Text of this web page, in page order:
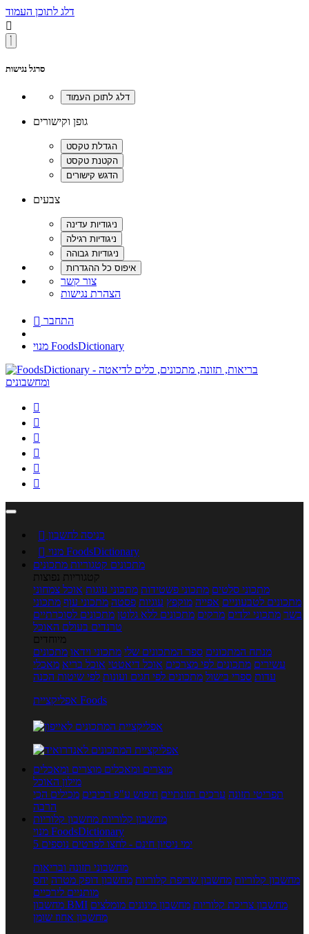
דלג לתוכן העמוד

סרגל נגישות
גופן וקישורים
צבעים
צור קשר
הצהרת נגישות
 התחבר
מנוי FoodsDictionary






 כניסה לחשבון

מנוי FoodsDictionary
מתכונים קטגוריות מתכונים
קטגוריות נפוצות
מתכוני סלטים מתכוני פשטידות מתכוני עוגות אוכל צמחוני
מתכונים לטבעוניים אפייה מוקפץ עוגיות פסטה מתכוני עוף מתכוני
בשר מתכוני ילדים מרקים מתכונים ללא גלוטן מתכונים לסוכרתיים
טרנדים בעולם האוכל
מיוחדים
מנתח המתכונים ספר המתכונים שלי מתכוני וידאו מתכונים
עשירים מתכונים לפי מצרכים אוכל דיאטטי אוכל בריא מאכלי
עדות ספרי בישול מתכונים לפי חגים ועונות לפי שיטות הכנה
אפליקציית Foods
מוצרים ומאכלים מוצרים ומאכלים
מילון האוכל
תפריטי תזונה ערכים תזונתיים חיפוש ע"פ רכיבים מכילים הכי
הרבה
מחשבון קלוריות מחשבון קלוריות
מנוי FoodsDictionary
5 ימי ניסיון חינם - לחצו לפרטים נוספים
מחשבוני תזונה ובריאות
מחשבון קלוריות מחשבון שריפת קלוריות מחשבון דופק מטרה יחס
מותניים לירכיים
מחשבון BMI
מחשבון צריכת קלוריות מחשבון מינונים מומלצים
מחשבון אחוז שומן